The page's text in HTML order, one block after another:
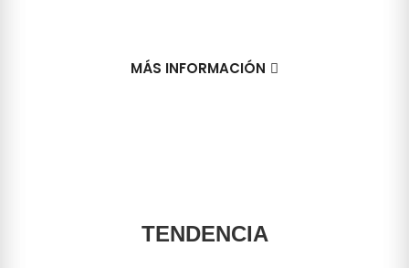
MÁS INFORMACIÓN
TENDENCIA